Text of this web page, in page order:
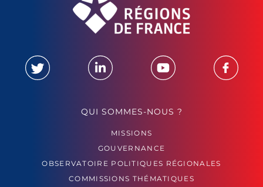
QUI SOMMES-NOUS ?
MISSIONS
GOUVERNANCE
OBSERVATOIRE POLITIQUES RÉGIONALES
COMMISSIONS THÉMATIQUES